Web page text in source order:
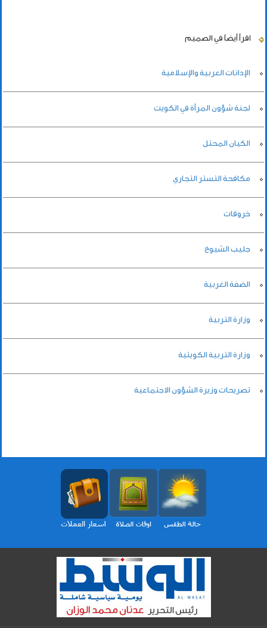
اقرأ أيضاً في الصميم
الإدانات العربية والإسلامية
لجنة شؤون المرأة في الكويت
الكيان المحتل
مكافحة التستر التجاري
خروقات
جليب الشيوخ
الضفة الغربية
وزارة التربية
وزارة التربية الكويتية
تصريحات وزيرة الشؤون الاجتماعية